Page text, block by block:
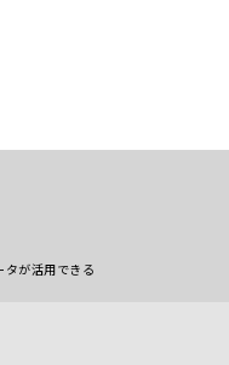
が活用できる